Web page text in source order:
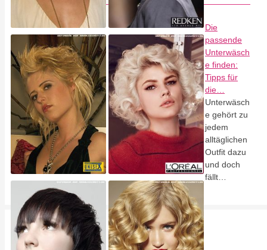
Die
passende
Unterwäsch
e finden:
Tipps für
die…
Unterwäsch
e gehört zu
jedem
alltäglichen
Outfit dazu
und doch
fällt…